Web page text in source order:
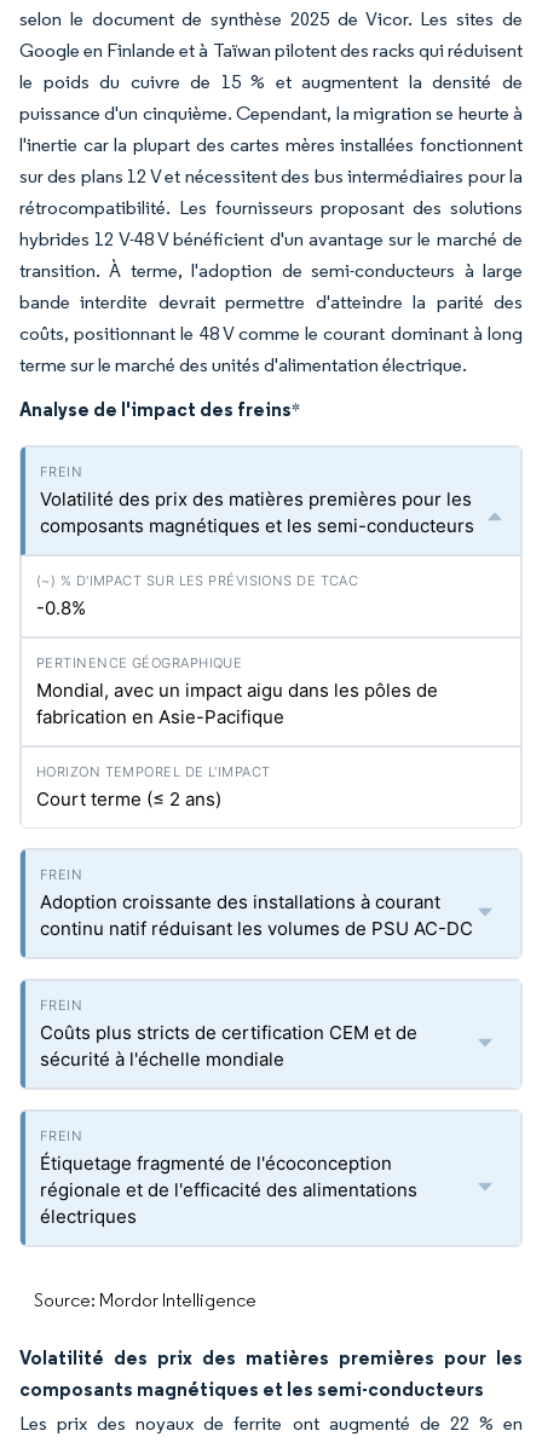
selon le document de synthèse 2025 de Vicor. Les sites de
Google en Finlande et à Taïwan pilotent des racks qui réduisent
le poids du cuivre de 15 % et augmentent la densité de
puissance d'un cinquième. Cependant, la migration se heurte à
l'inertie car la plupart des cartes mères installées fonctionnent
sur des plans 12 V et nécessitent des bus intermédiaires pour la
rétrocompatibilité. Les fournisseurs proposant des solutions
hybrides 12 V-48 V bénéficient d'un avantage sur le marché de
transition. À terme, l'adoption de semi-conducteurs à large
bande interdite devrait permettre d'atteindre la parité des
coûts, positionnant le 48 V comme le courant dominant à long
terme sur le marché des unités d'alimentation électrique.
Analyse de l'impact des freins*
Volatilité des prix des matières premières pour les
composants magnétiques et les semi-conducteurs
-0.8%
Mondial, avec un impact aigu dans les pôles de
fabrication en Asie-Pacifique
Court terme (≤ 2 ans)
Adoption croissante des installations à courant
continu natif réduisant les volumes de PSU AC-DC
Coûts plus stricts de certification CEM et de
sécurité à l'échelle mondiale
Étiquetage fragmenté de l'écoconception
régionale et de l'efficacité des alimentations
électriques
Source: Mordor Intelligence
Volatilité des prix des matières premières pour les
composants magnétiques et les semi-conducteurs
Les prix des noyaux de ferrite ont augmenté de 22 % en